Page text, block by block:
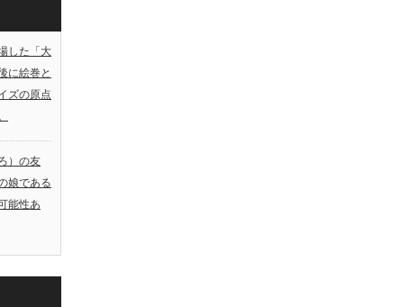
した「大
に絵巻と
ズの原点
）の友
娘である
能性あ